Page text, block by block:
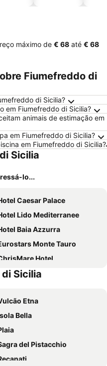
máximo de ‎€ 68 até ‎€ 68
Fiumefreddo di
di Sicilia?
em Fiumefreddo di Sicilia?
animais de estimação em
em Fiumefreddo di Sicilia?
em Fiumefreddo di Sicilia?
Sicilia
lo...
Caesar Palace
Lido Mediterranee
Baia Azzurra
Monte Tauro
Hotel
Palace Hotel
Corallo
Ariston
Hotel Mazzarò
Palace Hotel
Villa Bianca
Sicilia
Etna
Bella
del Pistacchio